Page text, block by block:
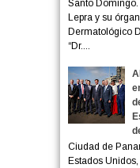
Santo
Lepra y su
Dermatológico
“Dr....
Ciudad de
Estados